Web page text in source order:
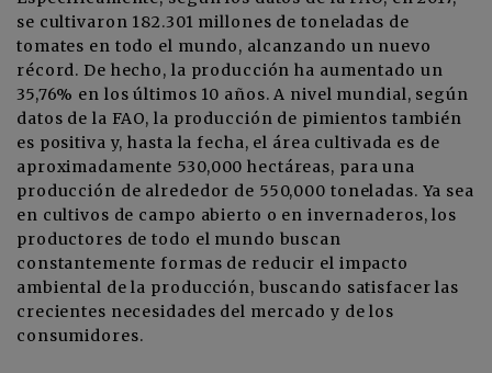
se cultivaron 182.301 millones de toneladas de
tomates en todo el mundo, alcanzando un nuevo
récord. De hecho, la producción ha aumentado un
35,76% en los últimos 10 años. A nivel mundial, según
datos de la FAO, la producción de pimientos también
es positiva y, hasta la fecha, el área cultivada es de
aproximadamente 530,000 hectáreas, para una
producción de alrededor de 550,000 toneladas. Ya sea
en cultivos de campo abierto o en invernaderos, los
productores de todo el mundo buscan
constantemente formas de reducir el impacto
ambiental de la producción, buscando satisfacer las
crecientes necesidades del mercado y de los
consumidores.